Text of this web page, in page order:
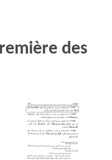
des